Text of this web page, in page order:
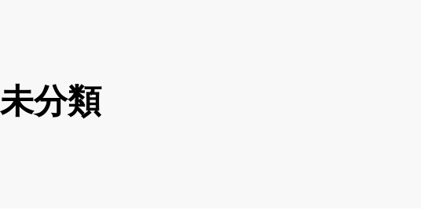
未分類